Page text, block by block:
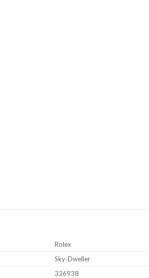
Rolex
Sky-Dweller
326938